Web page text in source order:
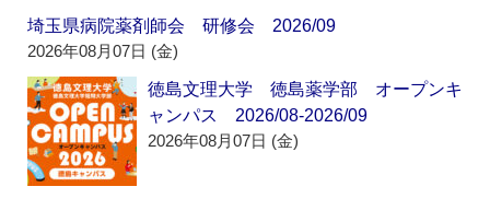
埼玉県病院薬剤師会 研修会 2026/09
2026年08月07日 (金)
徳島文理大学 徳島薬学部 オープンキ
ャンパス 2026/08-2026/09
2026年08月07日 (金)